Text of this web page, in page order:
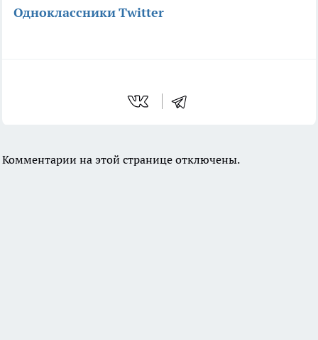
ОдноклассникиTwitter
Комментарии на этой странице отключены.